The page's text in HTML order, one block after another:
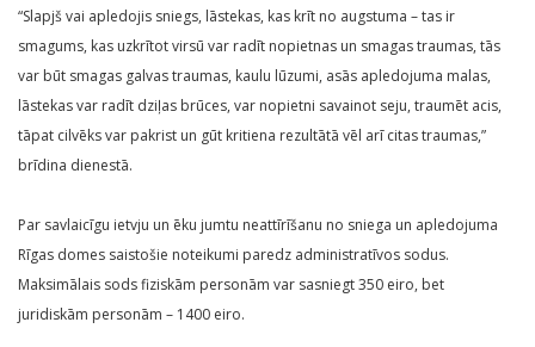
“Slapjš vai apledojis sniegs, lāstekas, kas krīt no augstuma – tas ir
smagums, kas uzkrītot virsū var radīt nopietnas un smagas traumas, tās
var būt smagas galvas traumas, kaulu lūzumi, asās apledojuma malas,
lāstekas var radīt dziļas brūces, var nopietni savainot seju, traumēt acis,
tāpat cilvēks var pakrist un gūt kritiena rezultātā vēl arī citas traumas,”
brīdina dienestā.
Par savlaicīgu ietvju un ēku jumtu neattīrīšanu no sniega un apledojuma
Rīgas domes saistošie noteikumi paredz administratīvos sodus.
Maksimālais sods fiziskām personām var sasniegt 350 eiro, bet
juridiskām personām – 1400 eiro.